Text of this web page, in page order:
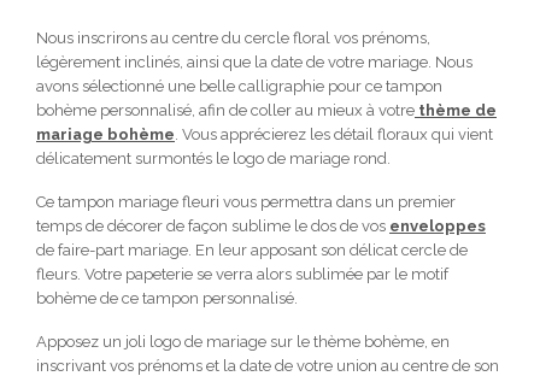
Nous inscrirons au centre du cercle floral vos prénoms,
légèrement inclinés, ainsi que la date de votre mariage. Nous
avons sélectionné une belle calligraphie pour ce tampon
bohème personnalisé, afin de coller au mieux à votre thème de
mariage bohème . Vous apprécierez les détail floraux qui vient
délicatement surmontés le logo de mariage rond.
Ce tampon mariage fleuri vous permettra dans un premier
temps de décorer de façon sublime le dos de vos enveloppes
de faire-part mariage. En leur apposant son délicat cercle de
fleurs. Votre papeterie se verra alors sublimée par le motif
bohème de ce tampon personnalisé.
Apposez un joli logo de mariage sur le thème bohème, en
inscrivant vos prénoms et la date de votre union au centre de son